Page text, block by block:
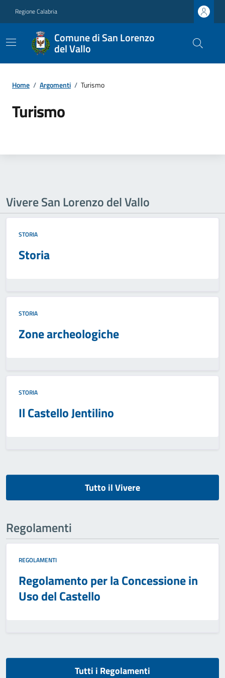
Regione Calabria
Comune di San Lorenzo
del Vallo
Home / Argomenti / Turismo
Turismo
Vivere San Lorenzo del Vallo
STORIA
Storia
STORIA
Zone archeologiche
STORIA
Il Castello Jentilino
Tutto il Vivere
Regolamenti
REGOLAMENTI
Regolamento per la Concessione in
Uso del Castello
Tutti i Regolamenti